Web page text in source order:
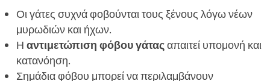
Πώς να καταλάβουμε καλύτερα τη γάτα μας
Πότε να ζητήσουμε βοήθεια από ειδικό
 Συμπέρασμα
 FAQ
Οι γάτες συχνά φοβούνται τους ξένους λόγω νέων
μυρωδιών και ήχων.
Η αντιμετώπιση φόβου γάταςαπαιτεί υπομονή και
κατανόηση.
Σημάδια φόβου μπορεί να περιλαμβάνουν